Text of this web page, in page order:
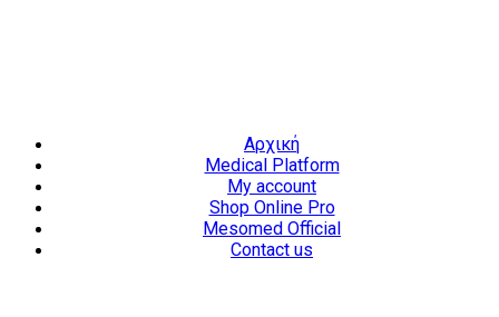
Αρχική
Medical Platform
My account
Shop Online Pro
Mesomed Official
Contact us